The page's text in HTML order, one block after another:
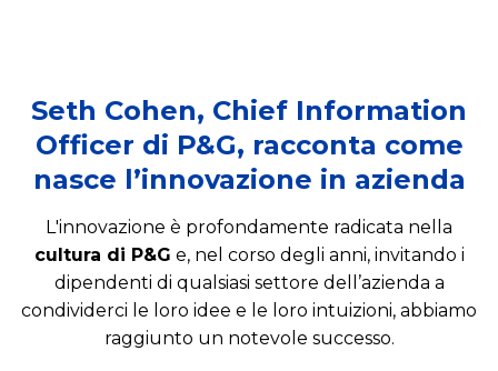
Seth Cohen, Chief Information
Officer di P&G, racconta come
nasce l’innovazione in azienda
L'innovazione è profondamente radicata nella
cultura di P&G e, nel corso degli anni, invitando i
dipendenti di qualsiasi settore dell’azienda a
condividerci le loro idee e le loro intuizioni, abbiamo
raggiunto un notevole successo.